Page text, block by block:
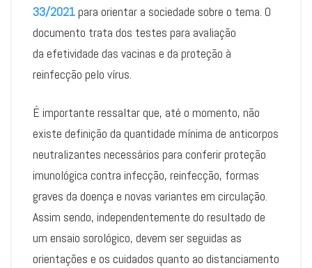
33/2021para orientar a sociedade sobre o tema. O
documento trata dos testes para avaliação
da efetividade das vacinas e da proteção à
reinfecção pelo vírus.
É importante ressaltar que, até o momento, não
existe definição da quantidade mínima de anticorpos
neutralizantes necessários para conferir proteção
imunológica contra infecção, reinfecção, formas
graves da doença e novas variantes em circulação.
Assim sendo, independentemente do resultado de
um ensaio sorológico, devem ser seguidas as
orientações e os cuidados quanto ao distanciamento